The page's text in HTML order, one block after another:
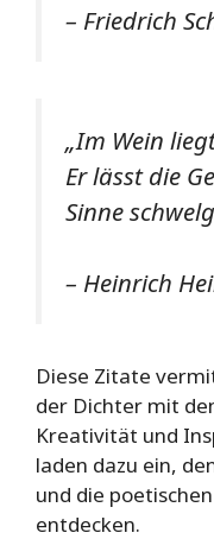
– Friedrich
„Im Wein
Er lässt die
Sinne
– Heinrich
Diese Zitate
der Dichter mit
Kreativität und
laden dazu ein,
und die
entdecken.